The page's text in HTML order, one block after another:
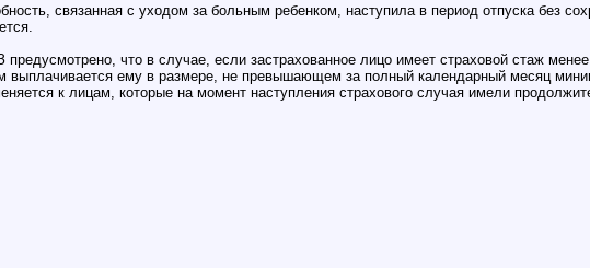
связанная с уходом за больным ребенком, наступила в период отпуска без
что в случае, если застрахованное лицо имеет страховой стаж
выплачивается ему в размере, не превышающем за полный календарный месяц
к лицам, которые на момент наступления страхового случая имели